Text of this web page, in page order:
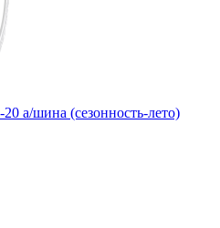
а/шина (сезонность-лето)